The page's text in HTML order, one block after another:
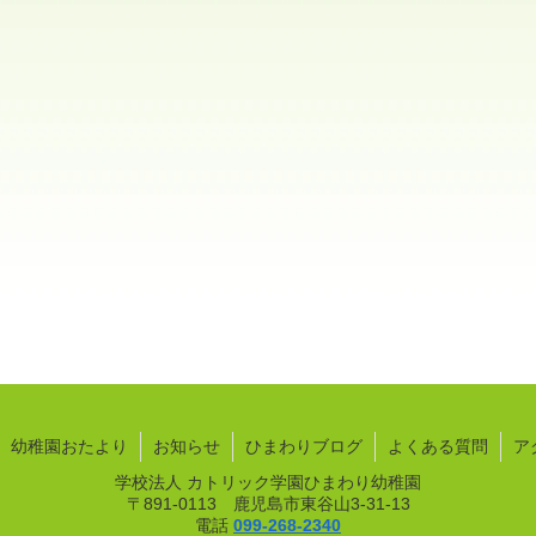
幼稚園おたより お知らせ ひまわりブログ よくある質問
ア
学校法人 カトリック学園ひまわり幼稚園
〒891-0113 鹿児島市東谷山3-31-13
電話 099-268-2340